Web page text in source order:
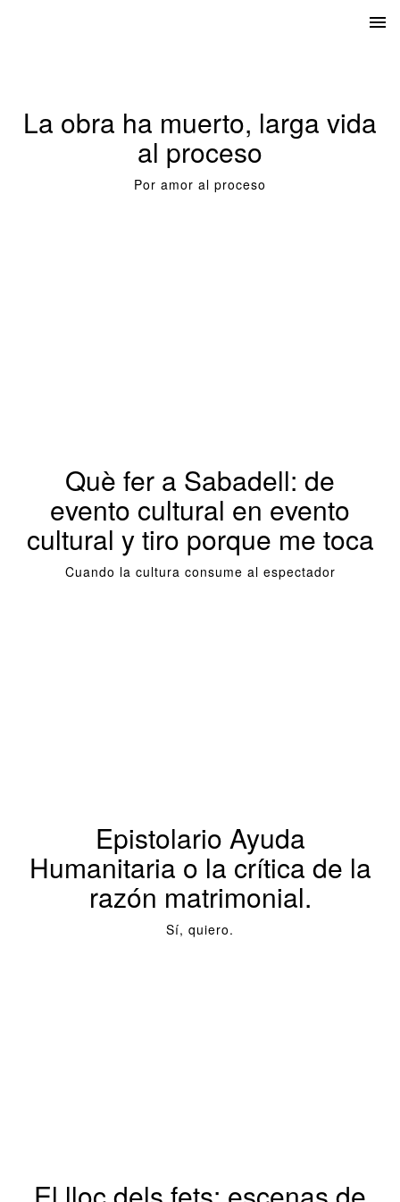
La obra ha muerto, larga vida
al proceso
Por amor al proceso
Què fer a Sabadell: de
evento cultural en evento
cultural y tiro porque me toca
Cuando la cultura consume al espectador
Epistolario Ayuda
Humanitaria o la crítica de la
razón matrimonial.
Sí, quiero.